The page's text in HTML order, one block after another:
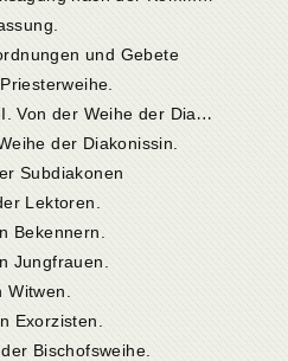
und Gebete
X
VII und XVIII. Von der Weihe der Diakonen.
der Diakonissin.
Subdiakonen
Lektoren.
Bekennern.
Jungfrauen.
Witwen.
Exorzisten.
Bischofsweihe.